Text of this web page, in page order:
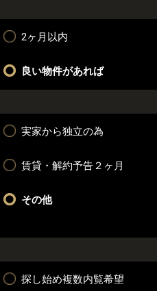
2ヶ月以内
良い物件があれば
実家から独立の為
賃貸・解約予告２ヶ月
その他
探し始め複数内覧希望